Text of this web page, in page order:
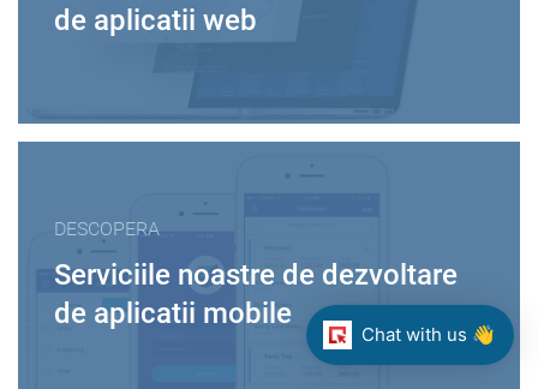
de aplicatii web
DESCOPERA
Serviciile noastre de dezvoltare
de aplicatii mobile
Chat with us 👋